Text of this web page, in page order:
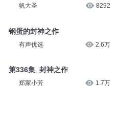
帆大圣 8292
钢蛋的封神之作
有声优选 2.6万
第336集_封神之作
郑家小芳 1.7万